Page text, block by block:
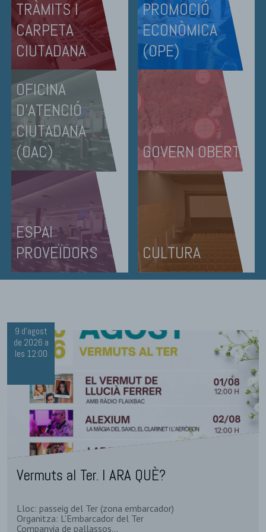
TRÀMITS I
CARPETA
CIUTADANA
PROMOCIÓ
ECONÒMICA
(OPE)
OFICINA
D'ATENCIÓ
CIUTADANA
(OAC)
GOVERN OBERT
ESPAI
PROVEÏDORS
CULTURA
Vermuts al Ter. I ARA QUÈ?
Lloc: passeig del Ter (zona embarcador)
Organitza: L’Embarcador del Ter
Companyia de pallassos...
9 d'agost
de 2026 a
les 12:00